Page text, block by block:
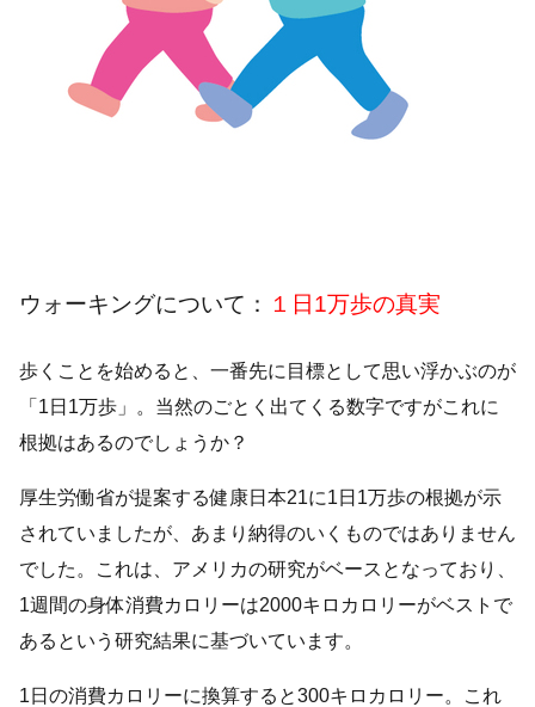
ウォーキングについて： １日1万歩の真実
歩くことを始めると、一番先に目標として思い浮かぶのが
「1日1万歩」。当然のごとく出てくる数字ですがこれに
根拠はあるのでしょうか？
厚生労働省が提案する健康日本21に1日1万歩の根拠が示
されていましたが、あまり納得のいくものではありません
でした。これは、アメリカの研究がベースとなっており、
1週間の身体消費カロリーは2000キロカロリーがベストで
あるという研究結果に基づいています。
1日の消費カロリーに換算すると300キロカロリー。これ